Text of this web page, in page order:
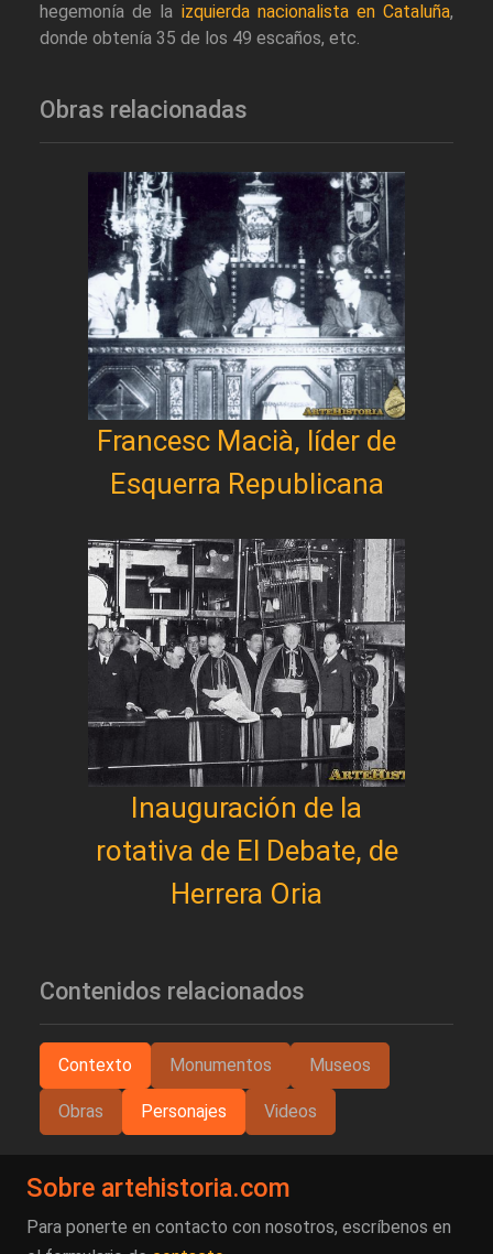
hegemonía de la izquierda nacionalista en Cataluña,
donde obtenía 35 de los 49 escaños, etc.
Obras relacionadas
Francesc Macià, líder de
Esquerra Republicana
Inauguración de la
rotativa de El Debate, de
Herrera Oria
Contenidos relacionados
Contexto Monumentos Museos
Obras Personajes Videos
Sobre artehistoria.com
Para ponerte en contacto con nosotros, escríbenos en